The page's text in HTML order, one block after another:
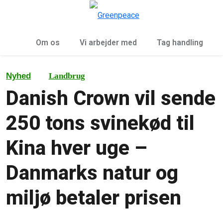
Om os Vi arbejder med Tag handling
Nyhed Landbrug
Danish Crown vil sende
250 tons svinekød til
Kina hver uge –
Danmarks natur og
miljø betaler prisen